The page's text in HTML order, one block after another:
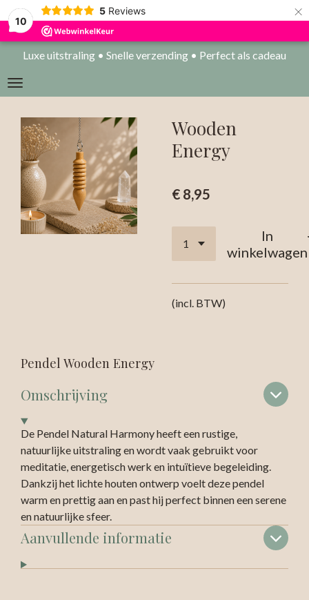
10
5 Reviews ×
Luxe uitstraling • Snelle verzending • Perfect als cadeau
Wooden
Energy
€ 8,95
In
winkelwagen
(incl. BTW)
Pendel Wooden Energy
Omschrijving
De Pendel Natural Harmony heeft een rustige,
natuurlijke uitstraling en wordt vaak gebruikt voor
meditatie, energetisch werk en intuïtieve begeleiding.
Dankzij het lichte houten ontwerp voelt deze pendel
warm en prettig aan en past hij perfect binnen een serene
en natuurlijke sfeer.
Aanvullende informatie